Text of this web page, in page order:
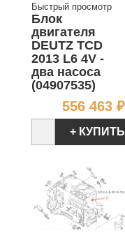
Быстрый просмотр
Блок
двигателя
DEUTZ TCD
2013 L6 4V -
два насоса
(04907535)
556 463 ₽
+ КУПИТЬ